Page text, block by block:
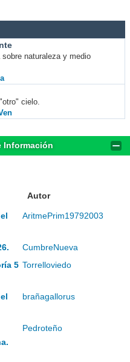
naturaleza y medio
cielo.
Información
Autor
AritmePrim19792003
CumbreNueva
5 Torrelloviedo
brañagallorus
Pedroteño